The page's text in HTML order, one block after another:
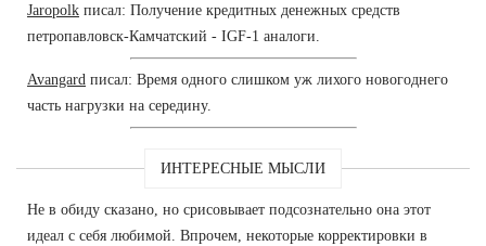
Jaropolk писал: Получение кредитных денежных средств
петропавловск-Камчатский - IGF-1 аналоги.
Avangard писал: Время одного слишком уж лихого новогоднего
часть нагрузки на середину.
ИНТЕРЕСНЫЕ МЫСЛИ
Не в обиду сказано, но срисовывает подсознательно она этот
идеал с себя любимой. Впрочем, некоторые корректировки в